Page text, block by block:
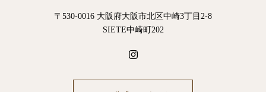
〒530-0016 大阪府大阪市北区中崎3丁目2-8
SIETE中崎町202